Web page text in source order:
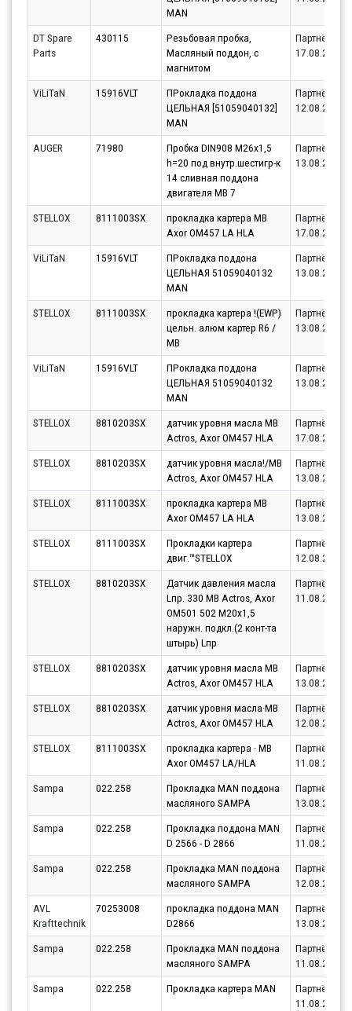
MAN
DT Spare
Parts
430115
Резьбовая пробка,
Масляный поддон, с
магнитом
Партнёр
17.08.2026
ViLiTaN 15916VLT
ПРокладка поддона
ЦЕЛЬНАЯ [51059040132]
MAN
Партнёр
12.08.2026
AUGER 71980
Пробка DIN908 М26х1,5
h=20 под внутр.шестигр-к
14 сливная поддона
двигателя MB 7
Партнёр
13.08.2026
STELLOX 8111003SX
прокладка картера МВ
Axor OM457 LA HLA
Партнёр
17.08.2026
ViLiTaN
15916VLT
ПРокладка поддона
ЦЕЛЬНАЯ 51059040132
MAN
Партнёр
13.08.2026
STELLOX 8111003SX
прокладка картера !(EWP)
цельн. алюм картер R6 /
МВ
Партнёр
13.08.2026
ViLiTaN 15916VLT
ПРокладка поддона
ЦЕЛЬНАЯ 51059040132
MAN
Партнёр
13.08.2026
STELLOX 8810203SX
датчик уровня масла MB
Actros, Axor OM457 HLA
Партнёр
17.08.2026
STELLOX
8810203SX
датчик уровня масла!/MB
Actros, Axor OM457 HLA
Партнёр
13.08.2026
STELLOX
8111003SX
прокладка картера МВ
Axor OM457 LA HLA
Партнёр
13.08.2026
STELLOX
8111003SX
Прокладки картера
двиг.™STELLOX
Партнёр
12.08.2026
STELLOX
8810203SX
Датчик давления масла
Lпр. 330 MB Actros, Axor
OM501 502 М20х1,5
наружн. подкл.(2 конт-та
штырь) Lпр
Партнёр
11.08.2026
STELLOX 8810203SX
датчик уровня масла MB
Actros, Axor OM457 HLA
Партнёр
13.08.2026
STELLOX
8810203SX
датчик уровня масла·MB
Actros, Axor OM457 HLA
Партнёр
12.08.2026
STELLOX
8111003SX
прокладка картера · МВ
Axor OM457 LA/HLA
Партнёр
11.08.2026
Sampa
022.258
Прокладка MAN поддона
масляного SAMPA
Партнёр
13.08.2026
Sampa
022.258
Прокладка поддона MAN
D 2566 - D 2866
Партнёр
11.08.2026
Sampa
022.258
Прокладка MAN поддона
масляного SAMPA
Партнёр
12.08.2026
AVL
Krafttechnik
70253008
прокладка поддона MAN
D2866
Партнёр
13.08.2026
Sampa
022.258
Прокладка MAN поддона
масляного SAMPA
Партнёр
11.08.2026
Sampa
022.258 Прокладка картера MAN
Партнёр
11.08.2026